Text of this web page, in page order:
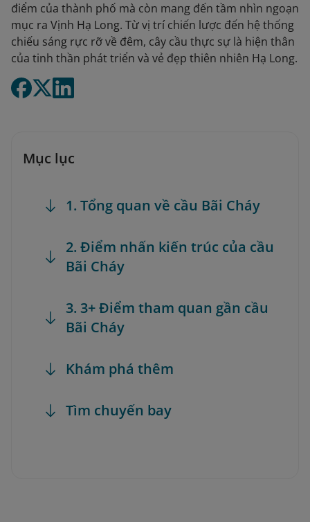
điểm của thành phố mà còn mang đến tầm nhìn ngoạn
mục ra Vịnh Hạ Long. Từ vị trí chiến lược đến hệ thống
chiếu sáng rực rỡ về đêm, cây cầu thực sự là hiện thân
của tinh thần phát triển và vẻ đẹp thiên nhiên Hạ Long.
Mục lục
1. Tổng quan về cầu Bãi Cháy
2. Điểm nhấn kiến trúc của cầu
Bãi Cháy
3. 3+ Điểm tham quan gần cầu
Bãi Cháy
Khám phá thêm
Tìm chuyến bay